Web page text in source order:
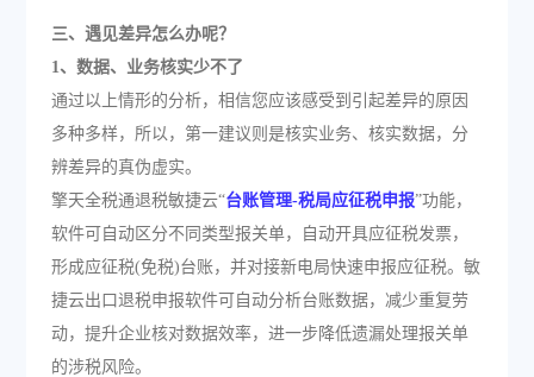
三、遇见差异怎么办呢？
1、数据、业务核实少不了
通过以上情形的分析，相信您应该感受到引起差异的原因
多种多样，所以，第一建议则是核实业务、核实数据，分
辨差异的真伪虚实。
擎天全税通退税敏捷云“台账管理-税局应征税申报”功能，
软件可自动区分不同类型报关单，自动开具应征税发票，
形成应征税(免税)台账，并对接新电局快速申报应征税。敏
捷云出口退税申报软件可自动分析台账数据，减少重复劳
动，提升企业核对数据效率，进一步降低遗漏处理报关单
的涉税风险。